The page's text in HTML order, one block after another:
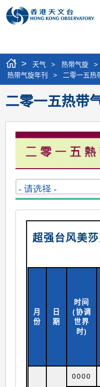
> 天气 > 热带气旋 >
热带气旋年刊
> 二零一五热
二零一五热带
超强台风美
月
份
日
期
时间
(协调
世界
时)
0000